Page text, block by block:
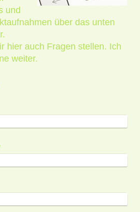
und
über das unten
hier auch Fragen stellen. Ich
weiter.